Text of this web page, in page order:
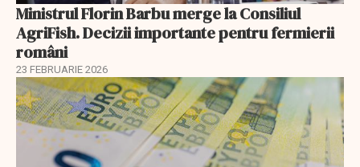
Ministrul Florin Barbu merge la Consiliul
AgriFish. Decizii importante pentru fermierii
români
23 FEBRUARIE 2026